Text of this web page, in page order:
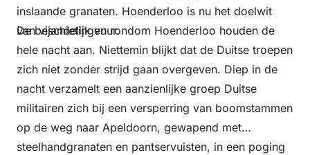
inslaande granaten. Hoenderloo is nu het doelwit
van vijandelijk vuur.
De beschietingen rondom Hoenderloo houden de
hele nacht aan. Niettemin blijkt dat de Duitse troepen
zich niet zonder strijd gaan overgeven. Diep in de
nacht verzamelt een aanzienlijke groep Duitse
militairen zich bij een versperring van boomstammen
op de weg naar Apeldoorn, gewapend met
steelhandgranaten en pantservuisten, in een poging